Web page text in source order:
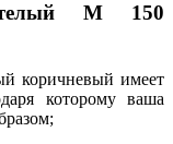
М 150
коричневый имеет
которому ваша